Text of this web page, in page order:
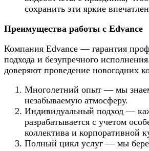
сохранить эти яркие
Преимущества работы с Edvance
Компания Edvance — гарантия
подхода и безупречного
доверяют проведение новогодних
Многолетний опыт — мы
незабываемую атмосферу.
Индивидуальный подход —
разрабатывается с учетом
коллектива и корпоративной
Полный цикл услуг — мы